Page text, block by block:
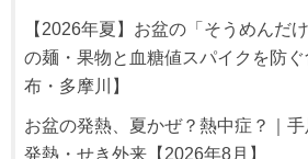
【2026年夏】お盆の「そうめんだ
の麺・果物と血糖値スパイクを防
布・多摩川】
お盆の発熱、夏かぜ？熱中症？｜
発熱・せき外来【2026年8月】